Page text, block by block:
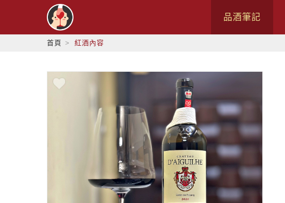
品酒筆記
首頁 紅酒內容